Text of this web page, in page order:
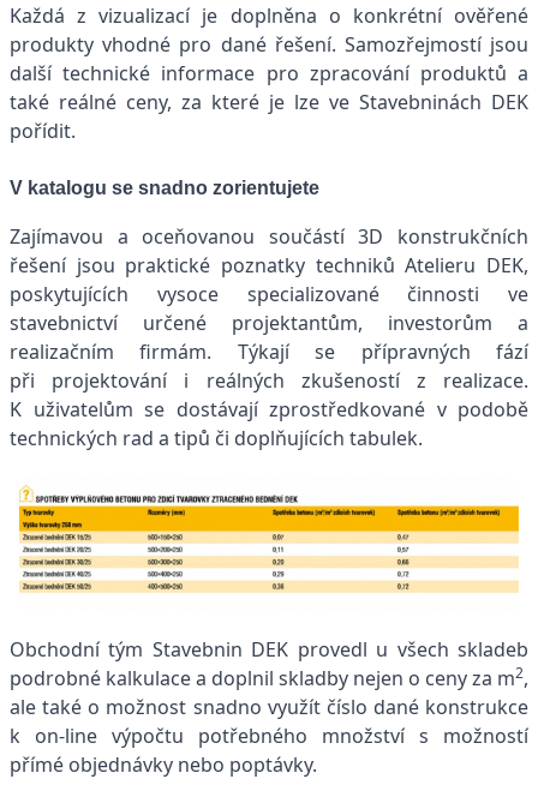
Každá z vizualizací je doplněna o konkrétní ověřené
produkty vhodné pro dané řešení. Samozřejmostí jsou
další technické informace pro zpracování produktů a
také reálné ceny, za které je lze ve Stavebninách DEK
pořídit.
V katalogu se snadno zorientujete
Zajímavou a oceňovanou součástí 3D konstrukčních
řešení jsou praktické poznatky techniků Atelieru DEK,
poskytujících vysoce specializované činnosti ve
stavebnictví určené projektantům, investorům a
realizačním firmám. Týkají se přípravných fází
při projektování i reálných zkušeností z realizace.
K uživatelům se dostávají zprostředkované v podobě
technických rad a tipů či doplňujících tabulek.
Obchodní tým Stavebnin DEK provedl u všech skladeb
podrobné kalkulace a doplnil skladby nejen o ceny za m2,
ale také o možnost snadno využít číslo dané konstrukce
k on-line výpočtu potřebného množství s možností
přímé objednávky nebo poptávky.